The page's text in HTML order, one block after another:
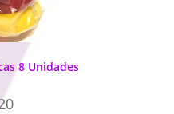
8 Unidades